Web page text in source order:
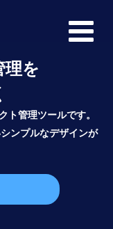
を
管理ツールです。
ンプルなデザインが